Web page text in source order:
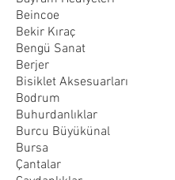
Beincoe
Bekir Kıraç
Bengü Sanat
Berjer
Bisiklet Aksesuarları
Bodrum
Buhurdanlıklar
Burcu Büyükünal
Bursa
Çantalar